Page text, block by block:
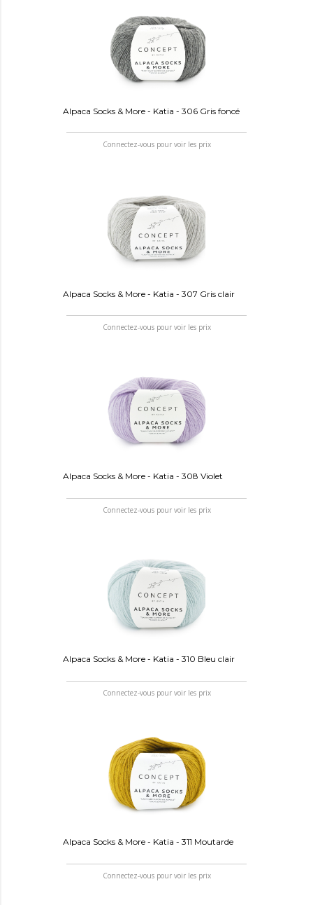
Alpaca Socks & More - Katia - 306 Gris foncé
Connectez-vous pour voir les prix
Alpaca Socks & More - Katia - 307 Gris clair
Connectez-vous pour voir les prix
Alpaca Socks & More - Katia - 308 Violet
Connectez-vous pour voir les prix
Alpaca Socks & More - Katia - 310 Bleu clair
Connectez-vous pour voir les prix
Alpaca Socks & More - Katia - 311 Moutarde
Connectez-vous pour voir les prix